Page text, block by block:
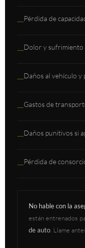
—Pérdida de
—Dolor y sufrimiento
—Daños al vehículo y
—Gastos de
—Daños punitivos si
—Pérdida de
No hable con la
están entrenados
de auto . Llame